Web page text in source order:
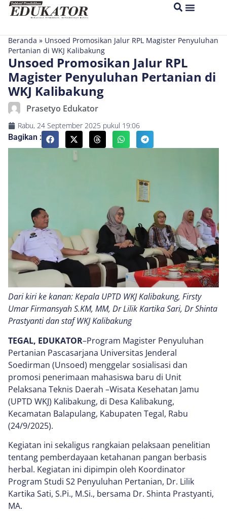
Beranda » Unsoed Promosikan Jalur RPL Magister Penyuluhan
Pertanian di WKJ Kalibakung
Unsoed Promosikan Jalur RPL
Magister Penyuluhan Pertanian di
WKJ Kalibakung
Prasetyo Edukator
Rabu, 24 September 2025 pukul 19:06
Bagikan :
Dari kiri ke kanan: Kepala UPTD WKJ Kalibakung, Firsty
Umar Firmansyah S.KM, MM, Dr Lilik Kartika Sari, Dr Shinta
Prastyanti dan staf WKJ Kalibakung
TEGAL, EDUKATOR–Program Magister Penyuluhan
Pertanian Pascasarjana Universitas Jenderal
Soedirman (Unsoed) menggelar sosialisasi dan
promosi penerimaan mahasiswa baru di Unit
Pelaksana Teknis Daerah –Wisata Kesehatan Jamu
(UPTD WKJ) Kalibakung, di Desa Kalibakung,
Kecamatan Balapulang, Kabupaten Tegal, Rabu
(24/9/2025).
Kegiatan ini sekaligus rangkaian pelaksaan penelitian
tentang pemberdayaan ketahanan pangan berbasis
herbal. Kegiatan ini dipimpin oleh Koordinator
Program Studi S2 Penyuluhan Pertanian, Dr. Lilik
Kartika Sati, S.Pi., M.Si., bersama Dr. Shinta Prastyanti,
MA.